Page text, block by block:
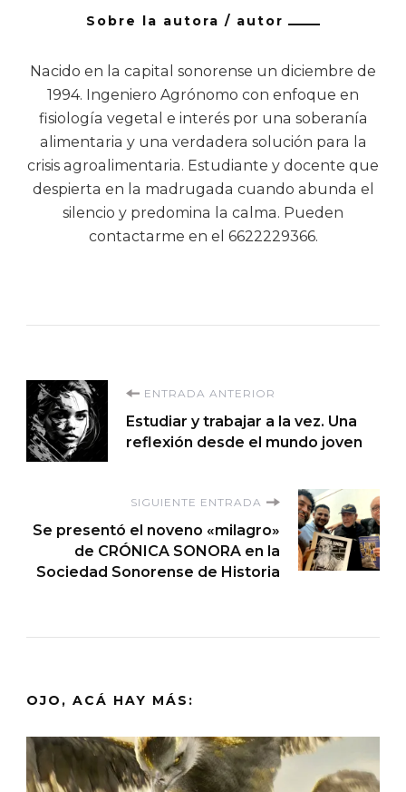
Sobre la autora / autor
Nacido en la capital sonorense un diciembre de
1994. Ingeniero Agrónomo con enfoque en
fisiología vegetal e interés por una soberanía
alimentaria y una verdadera solución para la
crisis agroalimentaria. Estudiante y docente que
despierta en la madrugada cuando abunda el
silencio y predomina la calma. Pueden
contactarme en el 6622229366.
Navegación
de
entradas
ENTRADA ANTERIOR
Estudiar y trabajar a la vez. Una
reflexión desde el mundo joven
SIGUIENTE ENTRADA
Se presentó el noveno «milagro»
de CRÓNICA SONORA en la
Sociedad Sonorense de Historia
OJO, ACÁ HAY MÁS: